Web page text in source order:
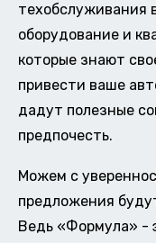
техобслуживания
оборудование и
которые знают
привести ваше
дадут полезные
предпочесть.
Можем с
предложения
Ведь «Формула» -